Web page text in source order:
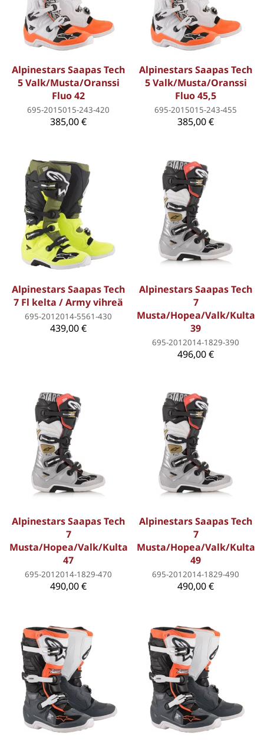
Alpinestars Saapas Tech
5 Valk/Musta/Oranssi
Fluo 42
695-2015015-243-420
385,00 €
Alpinestars Saapas Tech
5 Valk/Musta/Oranssi
Fluo 45,5
695-2015015-243-455
385,00 €
Alpinestars Saapas Tech
7 Fl kelta / Army vihreä
695-2012014-5561-430
439,00 €
Alpinestars Saapas Tech
7
Musta/Hopea/Valk/Kulta
39
695-2012014-1829-390
496,00 €
Alpinestars Saapas Tech
7
Musta/Hopea/Valk/Kulta
47
695-2012014-1829-470
490,00 €
Alpinestars Saapas Tech
7
Musta/Hopea/Valk/Kulta
49
695-2012014-1829-490
490,00 €